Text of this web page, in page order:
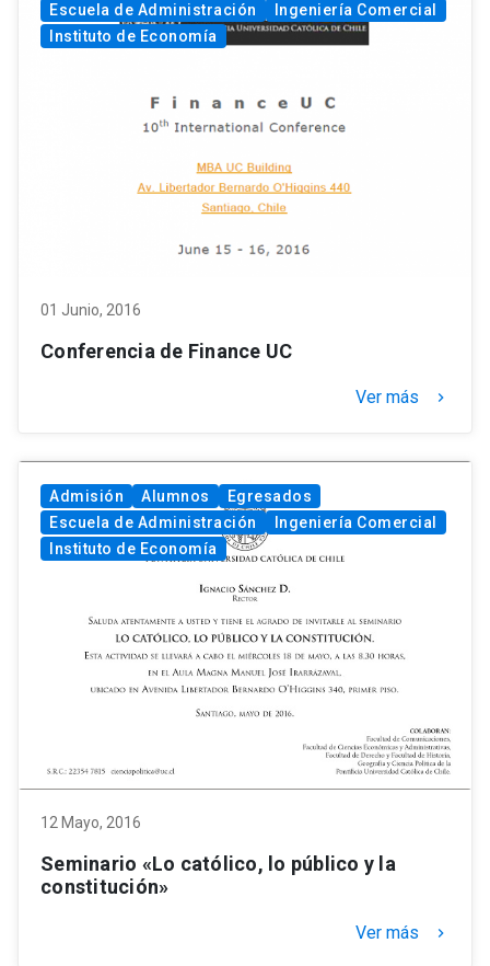
Escuela de Administración
Ingeniería Comercial
Instituto de Economía
01 Junio, 2016
Conferencia de Finance UC
Ver más keyboard_arrow_right
Admisión Alumnos
Egresados
Escuela de Administración
Ingeniería Comercial
Instituto de Economía
12 Mayo, 2016
Seminario «Lo católico, lo público y la
constitución»
Ver más keyboard_arrow_right